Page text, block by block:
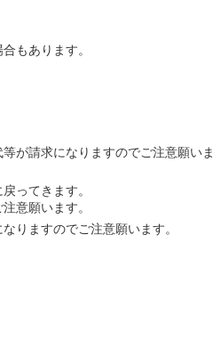
もあります。
が請求になりますのでご注意願いま
ってきます。
意願います。
りますのでご注意願います。